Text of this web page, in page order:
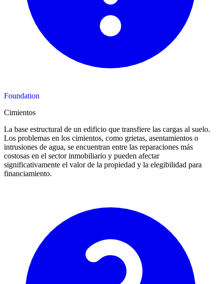
Foundation
Cimientos
La base estructural de un edificio que transfiere las cargas al suelo.
Los problemas en los cimientos, como grietas, asentamientos o
intrusiones de agua, se encuentran entre las reparaciones más
costosas en el sector inmobiliario y pueden afectar
significativamente el valor de la propiedad y la elegibilidad para
financiamiento.